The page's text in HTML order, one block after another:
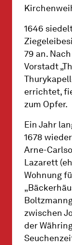
1646
79 an.
Vorstadt
errichtet,
zum Opfer.
Ein Jahr
1678
Arne-
Lazarett
Wohnung
zwischen
der